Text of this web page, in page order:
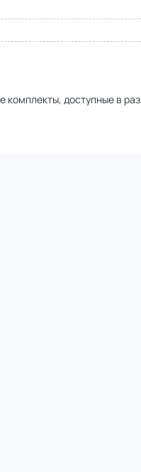
комплекты, доступные в